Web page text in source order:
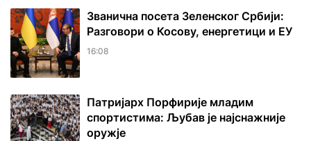
Званична посета Зеленског Србији:
Разговори о Косову, енергетици и ЕУ
16:08
Патријарх Порфирије младим
спортистима: Љубав је најснажније
оружје